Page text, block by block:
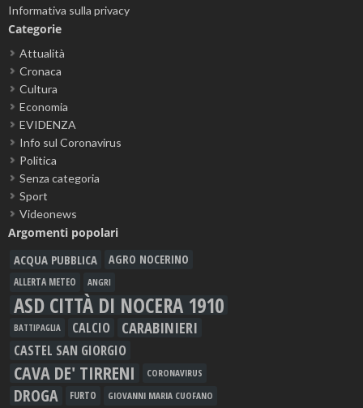
Informativa sulla privacy
Categorie
Attualità
Cronaca
Cultura
Economia
EVIDENZA
Info sul Coronavirus
Politica
Senza categoria
Sport
Videonews
Argomenti popolari
ACQUA PUBBLICA AGRO NOCERINO
ALLERTA METEO ANGRI
ASD CITTÀ DI NOCERA 1910
BATTIPAGLIA CALCIO CARABINIERI
CASTEL SAN GIORGIO
CAVA DE' TIRRENI CORONAVIRUS
DROGA FURTO GIOVANNI MARIA CUOFANO